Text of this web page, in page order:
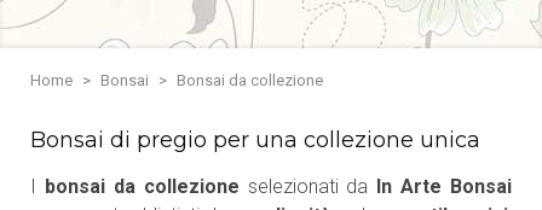
Home Bonsai Bonsai da collezione
Bonsai di pregio per una collezione unica
I bonsai da collezione selezionati da In Arte Bonsai